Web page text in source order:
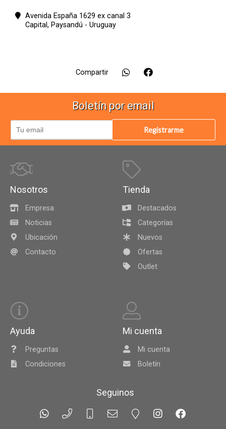
Avenida España 1629 ex canal 3
Capital, Paysandú - Uruguay
Compartir
Boletín por email
Registrarme
Nosotros
Empresa
Noticias
Ubicación
Contacto
Tienda
Destacados
Categorías
Nuevos
Ofertas
Outlet
Ayuda
Preguntas
Condiciones
Mi cuenta
Mi cuenta
Boletín
Seguinos